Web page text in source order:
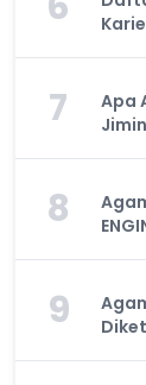
7
Apa
8
9